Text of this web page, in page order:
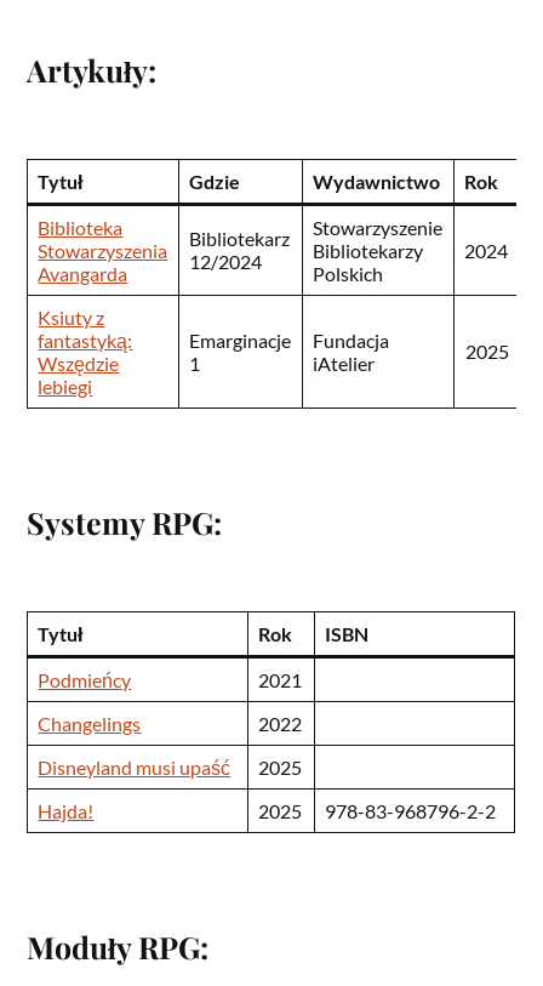
Artykuły:
Tytuł Gdzie Wydawnictwo Rok
Biblioteka
Stowarzyszenia
Avangarda
Bibliotekarz
12/2024
Stowarzyszenie
Bibliotekarzy
Polskich
2024
Ksiuty z
fantastyką:
Wszędzie
lebiegi
Emarginacje
1
Fundacja
iAtelier
2025
Systemy RPG:
Tytuł Rok
ISBN
Podmieńcy
2021
Changelings
2022
Disneyland musi upaść
2025
Hajda!
2025 978-83-968796-2-2
Moduły RPG: